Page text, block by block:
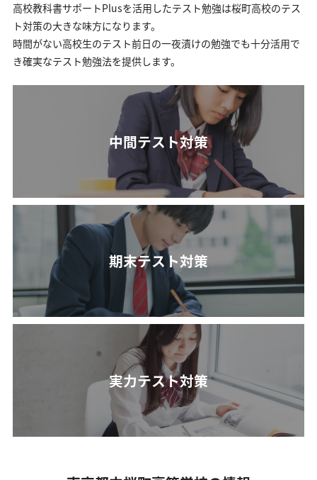
高校教科書サポートPlusを活用したテスト勉強は桜町高校のテス
ト対策の大きな味方になります。
時間がない高校生のテスト前日の一夜漬けの勉強でも十分活用で
き確実なテスト勉強法を提供します。
中間テスト対策
期末テスト対策
実力テスト対策